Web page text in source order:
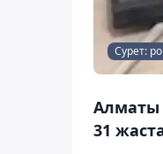
Сурет:
Алматы
31